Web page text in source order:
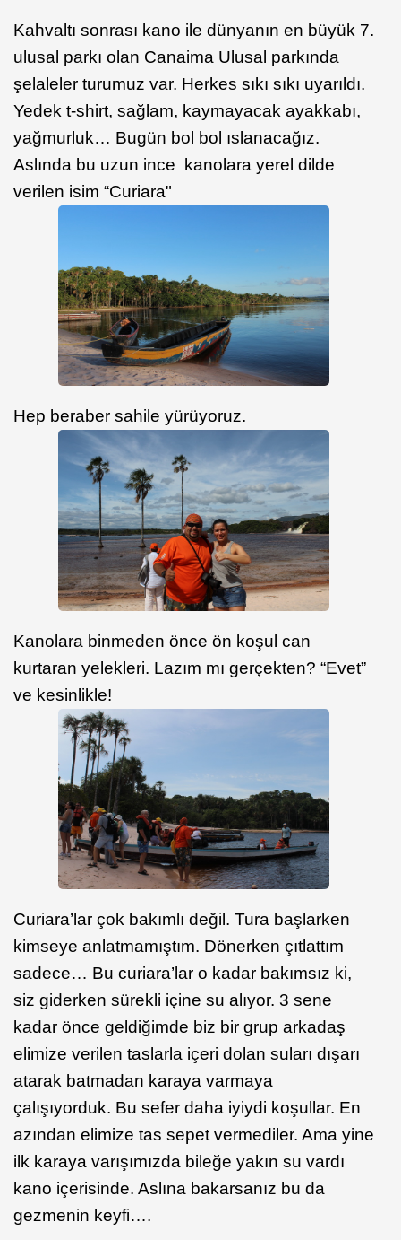
Kahvaltı sonrası kano ile dünyanın en büyük 7.
ulusal parkı olan Canaima Ulusal parkında
şelaleler turumuz var. Herkes sıkı sıkı uyarıldı.
Yedek t-shirt, sağlam, kaymayacak ayakkabı,
yağmurluk… Bugün bol bol ıslanacağız.
Aslında bu uzun ince kanolara yerel dilde
verilen isim “Curiara"
Hep beraber sahile yürüyoruz.
Kanolara binmeden önce ön koşul can
kurtaran yelekleri. Lazım mı gerçekten? “Evet”
ve kesinlikle!
Curiara’lar çok bakımlı değil. Tura başlarken
kimseye anlatmamıştım. Dönerken çıtlattım
sadece… Bu curiara’lar o kadar bakımsız ki,
siz giderken sürekli içine su alıyor. 3 sene
kadar önce geldiğimde biz bir grup arkadaş
elimize verilen taslarla içeri dolan suları dışarı
atarak batmadan karaya varmaya
çalışıyorduk. Bu sefer daha iyiydi koşullar. En
azından elimize tas sepet vermediler. Ama yine
ilk karaya varışımızda bileğe yakın su vardı
kano içerisinde. Aslına bakarsanız bu da
gezmenin keyfi….